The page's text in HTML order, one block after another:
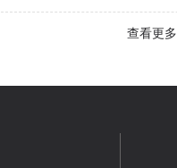
查看更多